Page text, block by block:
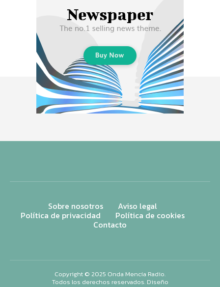
Sobre nosotros Aviso legal
Política de privacidad Política de cookies
Contacto
Copyright © 2025 Onda Mencía Radio.
Todos los derechos reservados. Diseño